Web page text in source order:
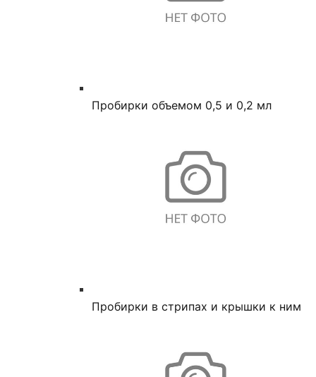
Пробирки объемом 0,5 и 0,2 мл
Пробирки в стрипах и крышки к ним